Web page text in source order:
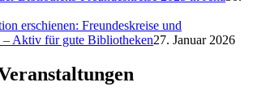
erschienen: Freundeskreise und
– Aktiv für gute Bibliotheken27. Januar 2026